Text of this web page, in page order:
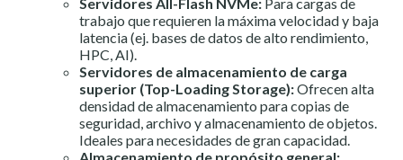
Servidores All-Flash NVMe: Para cargas de
trabajo que requieren la máxima velocidad y baja
latencia (ej. bases de datos de alto rendimiento,
HPC, AI).
Servidores de almacenamiento de carga
superior (Top-Loading Storage):Ofrecen alta
densidad de almacenamiento para copias de
seguridad, archivo y almacenamiento de objetos.
Ideales para necesidades de gran capacidad.